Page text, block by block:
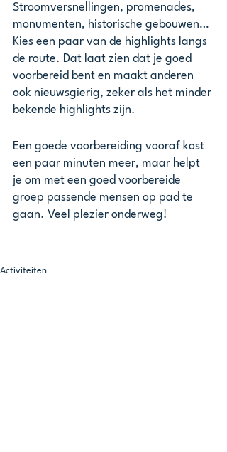
Stroomversnellingen, promenades,
monumenten, historische gebouwen…
Kies een paar van de highlights langs
de route. Dat laat zien dat je goed
voorbereid bent en maakt anderen
ook nieuwsgierig, zeker als het minder
bekende highlights zijn.
Een goede voorbereiding vooraf kost
een paar minuten meer, maar helpt
je om met een goed voorbereide
groep passende mensen op pad te
gaan. Veel plezier onderweg!
Activiteiten